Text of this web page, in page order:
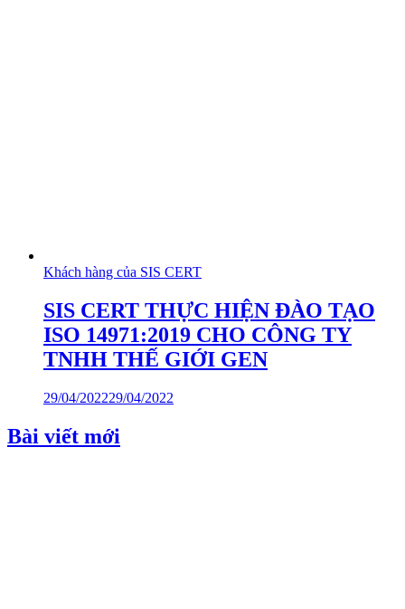
Khách hàng của SIS CERT
SIS CERT THỰC HIỆN ĐÀO TẠO
ISO 14971:2019 CHO CÔNG TY
TNHH THẾ GIỚI GEN
29/04/202229/04/2022
Bài viết mới